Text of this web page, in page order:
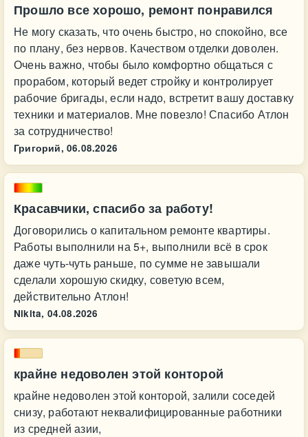
Прошло все хорошо, ремонт понравился
Не могу сказать, что очень быстро, но спокойно, все
по плану, без нервов. Качеством отделки доволен.
Очень важно, чтобы было комфортно общаться с
прорабом, который ведет стройку и контролирует
рабочие бригады, если надо, встретит вашу доставку
техники и материалов. Мне повезло! Спасибо Атлон
за сотрудничество!
Григорий, 06.08.2026
Красавчики, спасибо за работу!
Договорились о капитальном ремонте квартиры.
Работы выполнили на 5+, выполнили всё в срок
даже чуть-чуть раньше, по сумме не завышали
сделали хорошую скидку, советую всем,
действительно Атлон!
Nikita, 04.08.2026
крайне недоволен этой конторой
крайне недоволен этой конторой, залили соседей
снизу, работают неквалифицированные работники
из средней азии,